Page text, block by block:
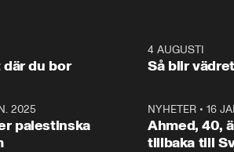
– Vi ställer upp i val. Ska vi
vara med så sitter vi förstås
kommentator My
Rohwedder ställer
utbildnings- och
Mohamsson till
du bor
4 AUGUSTI
Så blir
2025
palestinska
NYHETER• 16
Ahmed, 40,
tillbaka till